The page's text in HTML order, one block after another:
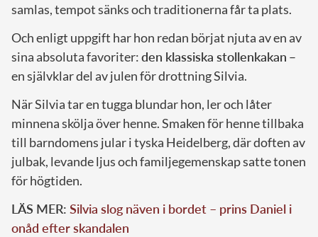
samlas, tempot sänks och traditionerna får ta plats.
Och enligt uppgift har hon redan börjat njuta av en av
sina absoluta favoriter:den klassiska stollenkakan –
en självklar del av julen för drottning Silvia.
När Silvia tar en tugga blundar hon, ler och låter
minnena skölja över henne. Smaken för henne tillbaka
till barndomens jular i tyska Heidelberg, där doften av
julbak, levande ljus och familjegemenskap satte tonen
för högtiden.
LÄS MER: Silvia slog näven i bordet – prins Daniel i
onåd efter skandalen